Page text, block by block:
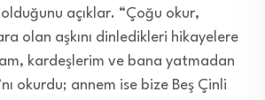
açıklar. “Çoğu okur,
olan aşkını dinledikleri hikayelere
kardeşlerim ve bana yatmadan
okurdu; annem ise bize Beş Çinli